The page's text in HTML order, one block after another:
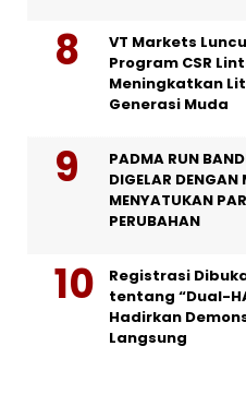
VT Markets
Program CSR
Meningkatkan
Generasi Muda
PADMA RUN
DIGELAR DENGAN
MENYATUKAN
PERUBAHAN
Registrasi
tentang “Dual-
Hadirkan
Langsung